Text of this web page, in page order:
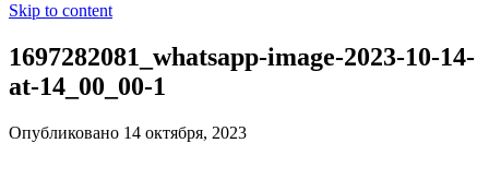
Skip to content
1697282081_whatsapp-image-2023-10-14-
at-14_00_00-1
Опубликовано 14 октября, 2023